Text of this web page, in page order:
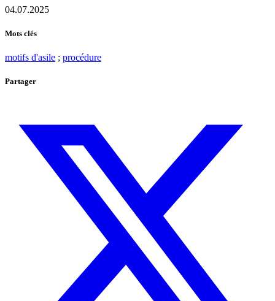
04.07.2025
Mots clés
motifs d'asile ; procédure
Partager